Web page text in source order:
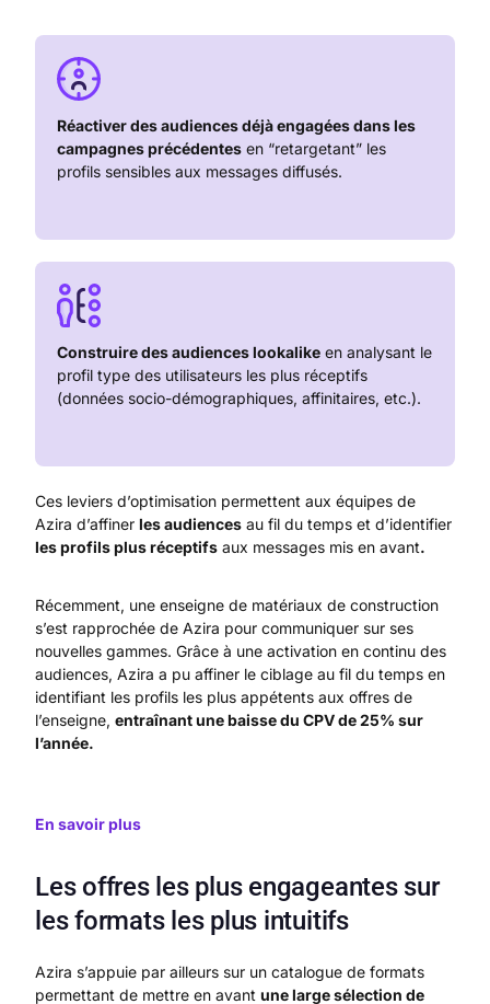
Réactiver des audiences déjà engagées dans les
campagnes précédentes en “retargetant” les
profils sensibles aux messages diffusés.
Construire des audiences lookalike en analysant le
profil type des utilisateurs les plus réceptifs
(données socio-démographiques, affinitaires, etc.).
Ces leviers d’optimisation permettent aux équipes de
Azira d’affiner les audiences au fil du temps et d’identifier
les profils plus réceptifs aux messages mis en avant.
Récemment, une enseigne de matériaux de construction
s’est rapprochée de Azira pour communiquer sur ses
nouvelles gammes. Grâce à une activation en continu des
audiences, Azira a pu affiner le ciblage au fil du temps en
identifiant les profils les plus appétents aux offres de
l’enseigne, entraînant une baisse du CPV de 25% sur
l’année.
En savoir plus
Les offres les plus engageantes sur
les formats les plus intuitifs
Azira s’appuie par ailleurs sur un catalogue de formats
permettant de mettre en avant une large sélection de